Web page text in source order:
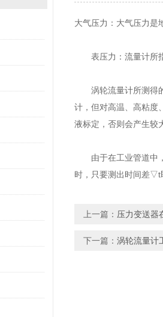
大气压力：大气压力是
表压力：流量计所指
涡轮流量计所测得的
计，但对高温、高粘度
液标定，否则会产生较
由于在工业管道中，
时，只要测出时间差▽t
上一篇： 压力变送器
下一篇： 涡轮流量计